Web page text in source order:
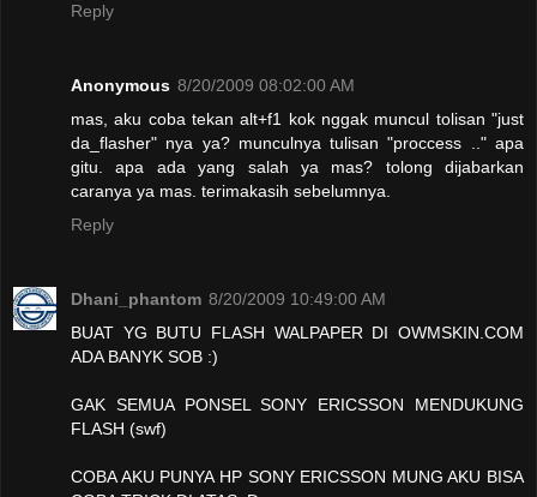
Reply
Anonymous 8/20/2009 08:02:00 AM
mas, aku coba tekan alt+f1 kok nggak muncul tolisan "just
da_flasher" nya ya? munculnya tulisan "proccess .." apa
gitu. apa ada yang salah ya mas? tolong dijabarkan
caranya ya mas. terimakasih sebelumnya.
Reply
Dhani_phantom 8/20/2009 10:49:00 AM
BUAT YG BUTU FLASH WALPAPER DI OWMSKIN.COM
ADA BANYK SOB :)
GAK SEMUA PONSEL SONY ERICSSON MENDUKUNG
FLASH (swf)
COBA AKU PUNYA HP SONY ERICSSON MUNG AKU BISA